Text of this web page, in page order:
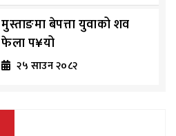
मुस्ताङमा बेपत्ता युवाको शव
फेला प¥यो
२५ साउन २०८२